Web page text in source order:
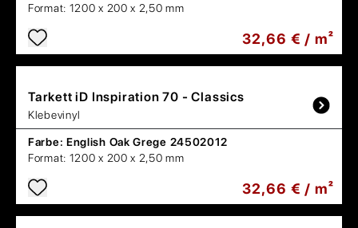
Format: 1200 x 200 x 2,50 mm
32,66 € / m²
Tarkett iD Inspiration 70 - Classics
Klebevinyl
Farbe: English Oak Grege 24502012
Format: 1200 x 200 x 2,50 mm
32,66 € / m²